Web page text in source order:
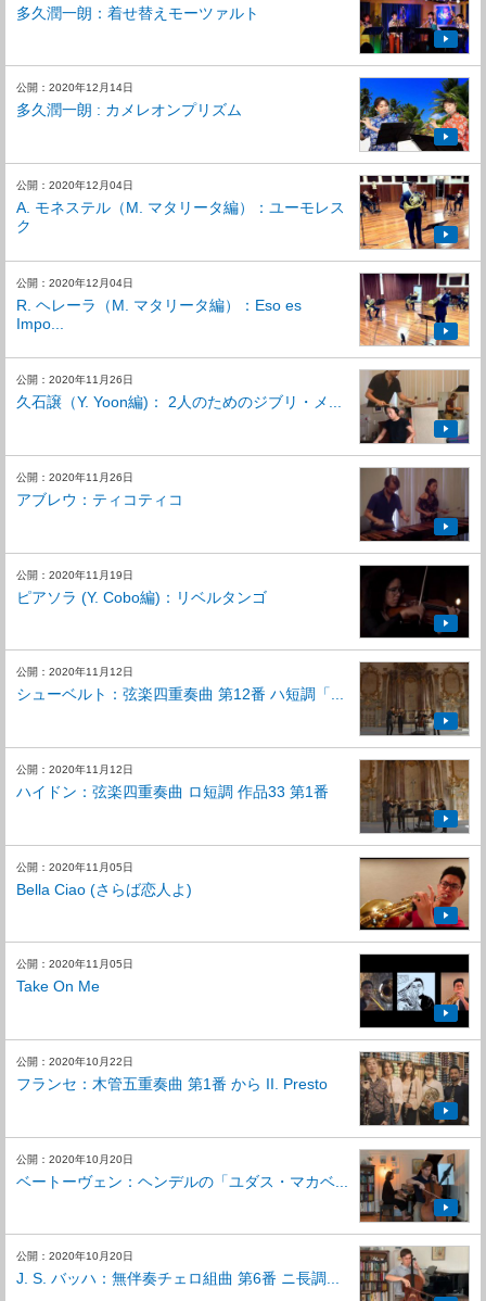
多久潤一朗：着せ替えモーツァルト
公開：2020年12月14日
多久潤一朗 : カメレオンプリズム
公開：2020年12月04日
A. モネステル（M. マタリータ編）：ユーモレス
ク
公開：2020年12月04日
R. ヘレーラ（M. マタリータ編）：Eso es
Impo...
公開：2020年11月26日
久石譲（Y. Yoon編)： 2人のためのジブリ・メ...
公開：2020年11月26日
アブレウ：ティコティコ
公開：2020年11月19日
ピアソラ (Y. Cobo編)：リベルタンゴ
公開：2020年11月12日
シューベルト：弦楽四重奏曲 第12番 ハ短調「...
公開：2020年11月12日
ハイドン：弦楽四重奏曲 ロ短調 作品33 第1番
公開：2020年11月05日
Bella Ciao (さらば恋人よ)
公開：2020年11月05日
Take On Me
公開：2020年10月22日
フランセ：木管五重奏曲 第1番 から II. Presto
公開：2020年10月20日
ベートーヴェン：ヘンデルの「ユダス・マカベ...
公開：2020年10月20日
J. S. バッハ：無伴奏チェロ組曲 第6番 ニ長調...